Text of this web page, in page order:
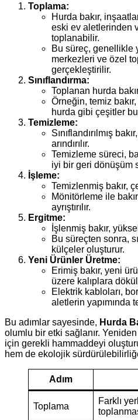
Toplama:
Hurda bakır,
eski ev aletlerinden
toplanabilir.
Bu süreç, genellikle
merkezleri ve özel
gerçekleştirilir.
Sınıflandırma:
Toplanan hurda
Örneğin, temiz bakır,
hurda gibi çeşitler
Temizleme:
Sınıflandırılmış
arındırılır.
Temizleme süreci,
iyi bir geri dönüşüm
İşleme:
Temizlenmiş bakır,
Mönitörleme ile
ayrıştırılır.
Ergitme:
İşlenmiş bakır,
Bu süreçten sonra,
külçeler oluşturur.
Yeni Ürünler Üretme:
Erimiş bakır, yeni
üzere kalıplara
Elektrik kabloları,
aletlerin yapımında
Bu adımlar sayesinde, Hurda
olumlu bir etki sağlanır.
için gerekli hammaddeyi
hem de ekolojik
Adım
Toplama
Farklı